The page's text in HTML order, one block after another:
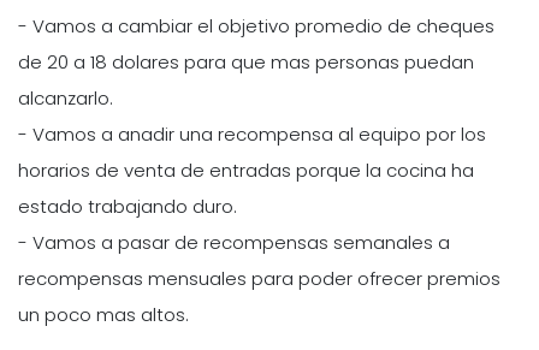
- Vamos a cambiar el objetivo promedio de cheques
de 20 a 18 dolares para que mas personas puedan
alcanzarlo.
- Vamos a anadir una recompensa al equipo por los
horarios de venta de entradas porque la cocina ha
estado trabajando duro.
- Vamos a pasar de recompensas semanales a
recompensas mensuales para poder ofrecer premios
un poco mas altos.